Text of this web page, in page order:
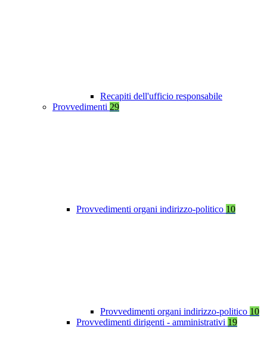
Recapiti dell'ufficio responsabile
Provvedimenti 29
Provvedimenti organi indirizzo-politico 10
Provvedimenti organi indirizzo-politico 10
Provvedimenti dirigenti - amministrativi 19